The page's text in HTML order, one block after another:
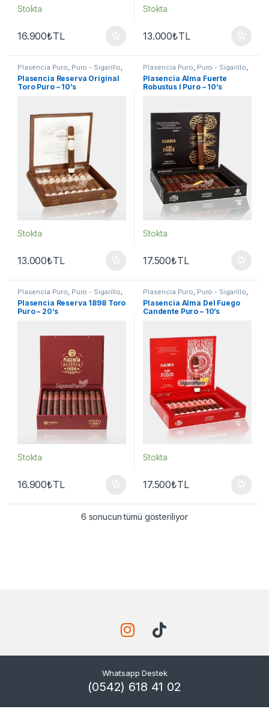
Stokta
16.900₺TL
Stokta
13.000₺TL
Plasencia Puro, Puro - Sigarillo,
Seçkin Purolar
Plasencia Reserva Original
Toro Puro – 10’s
Stokta
13.000₺TL
Plasencia Puro, Puro - Sigarillo,
Seçkin Purolar
Plasencia Alma Fuerte
Robustus I Puro – 10’s
Stokta
17.500₺TL
Plasencia Puro Puro - Sigarillo
Seçkin Purolar
Plasencia Reserva 1898 Toro
Puro – 20’s
Stokta
16.900₺TL
Plasencia Puro Puro - Sigarillo
Seçkin Purolar
Plasencia Alma Del Fuego
Candente Puro – 10’s
Stokta
17.500₺TL
6 sonucun tümü gösteriliyor
Whatsapp Destek
(0542) 618 41 02